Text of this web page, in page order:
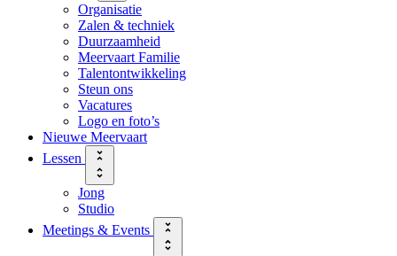
Organisatie
Zalen & techniek
Duurzaamheid
Meervaart Familie
Talentontwikkeling
Steun ons
Vacatures
Logo en foto’s
Nieuwe Meervaart
Lessen
Jong
Studio
Meetings & Events